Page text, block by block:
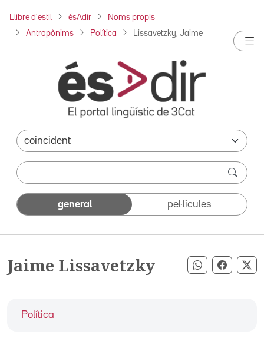
Llibre d'estil ésAdir Noms propis
Antropònims Política Lissavetzky, Jaime
general pel·lícules
Jaime Lissavetzky Compartir
Política